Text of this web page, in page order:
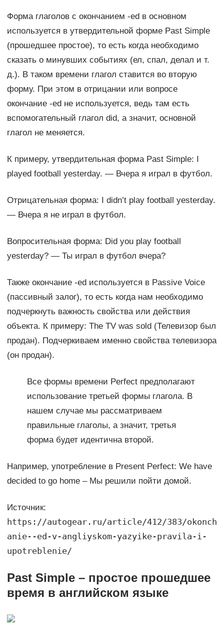
Форма глаголов с окончанием -ed в основном
используется в утвердительной форме Past Simple
(прошедшее простое), то есть когда необходимо
сказать о минувших событиях (ел, спал, делал и т.
д.). В таком времени глагол ставится во вторую
форму. При этом в отрицании или вопросе
окончание -ed не используется, ведь там есть
вспомогательный глагол did, а значит, основной
глагол не меняется.
К примеру, утвердительная форма Past Simple: I
played football yesterday. — Вчера я играл в футбол.
Отрицательная форма: I didn’t play football yesterday.
— Вчера я не играл в футбол.
Вопросительная форма: Did you play football
yesterday? — Ты играл в футбол вчера?
Также окончание -ed используется в Passive Voice
(пассивный залог), то есть когда нам необходимо
подчеркнуть важность свойства или действия
объекта. К примеру: The TV was sold (Телевизор был
продан). Подчеркиваем именно свойства телевизора
(он продан).
Все формы времени Perfect предполагают
использование третьей формы глагола. В
нашем случае мы рассматриваем
правильные глаголы, а значит, третья
форма будет идентична второй.
Например, употребление в Present Perfect: We have
decided to go home – Мы решили пойти домой.
Источник:
https://autogear.ru/article/412/383/okonch
anie--ed-v-angliyskom-yazyike-pravila-i-
upotreblenie/
Past Simple – простое прошедшее
время в английском языке